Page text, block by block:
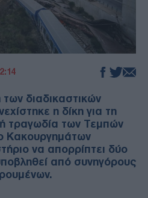
διαδικαστικών
η δίκη για τη
τραγωδία των Τεμπών
Κακουργημάτων
να απορρίπτει δύο
από συνηγόρους